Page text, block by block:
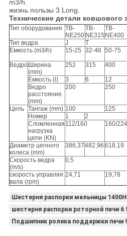
m3/h.
жизнь пользы 3.Long.
Технические детали ковшового
Тип оборудования TB-
NE250
TB-
NE315
TB-
NE400
Тип ведра
J
T
Емкость (m3/h)
15-25 32-46 50-75
ВедроШирина
(mm)
252 315 400
Емкость (l) 3 6 12
Ведро
расстояние
(mm)
200 250
Цепь Тангаж (mm) 100 125
Номер
1
2
Сломленная
нагрузка
цепи (KN)
112/160 160/224
Диаметр цепного
колеса (mm)
386,37482,96 618,19
Скорость ведра
(m/s)
0,5
скорость управляя
вала (rpm)
24,71 19,78
Шестерня распорки мельницы
шестерня распорки роторной печи 6
Подшипник ролика поддержки печи